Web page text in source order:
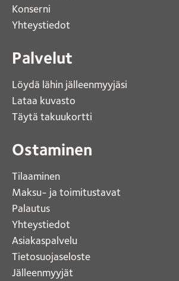
Konserni
Yhteystiedot
Palvelut
Löydä lähin jälleenmyyjäsi
Lataa kuvasto
Täytä takuukortti
Ostaminen
Tilaaminen
Maksu- ja toimitustavat
Palautus
Yhteystiedot
Asiakaspalvelu
Tietosuojaseloste
Jälleenmyyjät